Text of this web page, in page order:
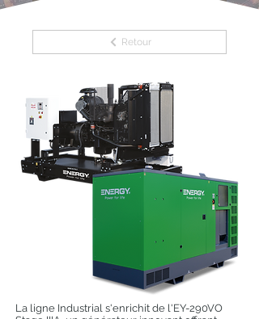
Retour
La ligne Industrial s'enrichit de l'EY-290VO